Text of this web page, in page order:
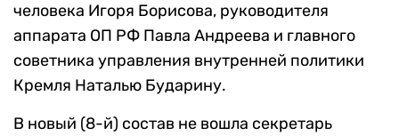
человека Игоря Борисова, руководителя
аппарата ОП РФ Павла Андреева и главного
советника управления внутренней политики
Кремля Наталью Бударину.
В новый (8-й) состав не вошла секретарь